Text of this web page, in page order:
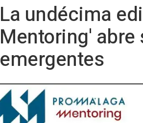
La undécima
Mentoring'
emergentes